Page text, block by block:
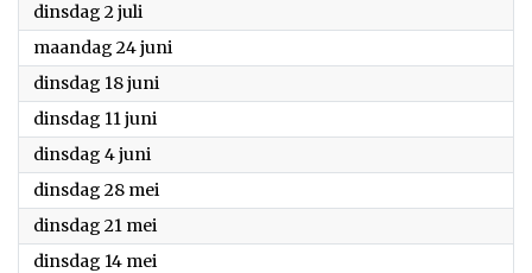
dinsdag 2 juli
maandag 24 juni
dinsdag 18 juni
dinsdag 11 juni
dinsdag 4 juni
dinsdag 28 mei
dinsdag 21 mei
dinsdag 14 mei